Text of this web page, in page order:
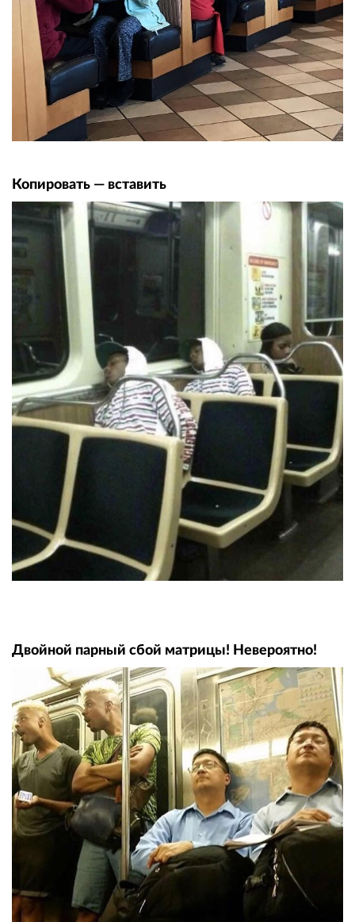
Копировать — вставить
Двойной парный сбой матрицы! Невероятно!